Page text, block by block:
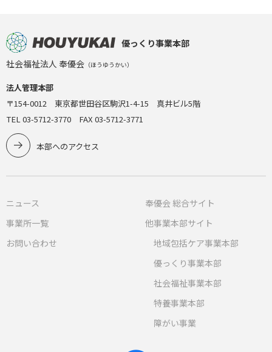
優っくり事業本部
社会福祉法人 奉優会 （ほうゆうかい）
法人管理本部
〒154-0012 東京都世田谷区駒沢1-4-15 真井ビル5階
TEL 03-5712-3770 FAX 03-5712-3771
本部へのアクセス
ニュース
事業所一覧
お問い合わせ
奉優会 総合サイト
他事業本部サイト
地域包括ケア事業本部
優っくり事業本部
社会福祉事業本部
特養事業本部
障がい事業